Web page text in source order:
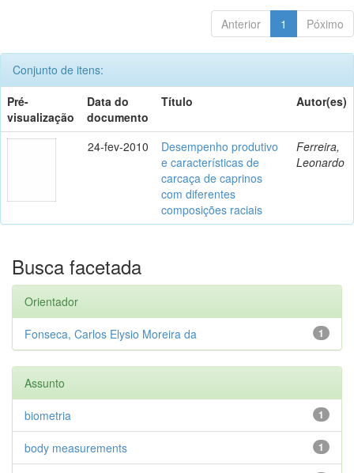
Anterior 1 Póximo
Conjunto de itens:
Pré-
visualização
Data do
documento
Título Autor(es)
24-fev-2010
Desempenho produtivo
e características de
carcaça de caprinos
com diferentes
composições raciais
Ferreira,
Leonardo
Busca facetada
Orientador
1
Fonseca, Carlos Elysio Moreira da
Assunto
1
biometria
1
body measurements